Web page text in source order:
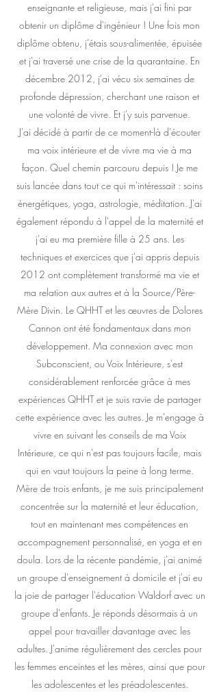
enseignante et religieuse, mais j'ai fini par
obtenir un diplôme d'ingénieur ! Une fois mon
diplôme obtenu, j'étais sous-alimentée, épuisée
et j'ai traversé une crise de la quarantaine. En
décembre 2012, j'ai vécu six semaines de
profonde dépression, cherchant une raison et
une volonté de vivre. Et j'y suis parvenue.
J'ai décidé à partir de ce moment-là d'écouter
ma voix intérieure et de vivre ma vie à ma
façon. Quel chemin parcouru depuis ! Je me
suis lancée dans tout ce qui m'intéressait : soins
énergétiques, yoga, astrologie, méditation. J'ai
également répondu à l'appel de la maternité et
j'ai eu ma première fille à 25 ans. Les
techniques et exercices que j'ai appris depuis
2012 ont complètement transformé ma vie et
ma relation aux autres et à la Source/Père-
Mère Divin. Le QHHT et les œuvres de Dolores
Cannon ont été fondamentaux dans mon
développement. Ma connexion avec mon
Subconscient, ou Voix Intérieure, s'est
considérablement renforcée grâce à mes
expériences QHHT et je suis ravie de partager
cette expérience avec les autres. Je m'engage à
vivre en suivant les conseils de ma Voix
Intérieure, ce qui n'est pas toujours facile, mais
qui en vaut toujours la peine à long terme.
Mère de trois enfants, je me suis principalement
concentrée sur la maternité et leur éducation,
tout en maintenant mes compétences en
accompagnement personnalisé, en yoga et en
doula. Lors de la récente pandémie, j'ai animé
un groupe d'enseignement à domicile et j'ai eu
la joie de partager l'éducation Waldorf avec un
groupe d'enfants. Je réponds désormais à un
appel pour travailler davantage avec les
adultes. J'anime régulièrement des cercles pour
les femmes enceintes et les mères, ainsi que pour
les adolescentes et les préadolescentes.